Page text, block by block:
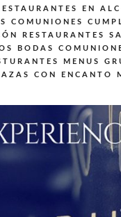
EN
COMUNIONES
RESTAURANTES
BODAS
MENUS
CON ENCANTO